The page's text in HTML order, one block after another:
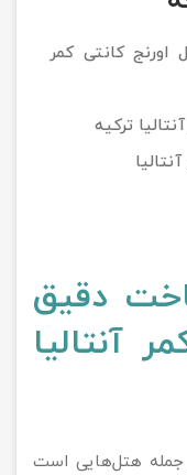
کانتی کمر
ترکیه
دقیق
آنتالیا
جمله هتل‌هایی است